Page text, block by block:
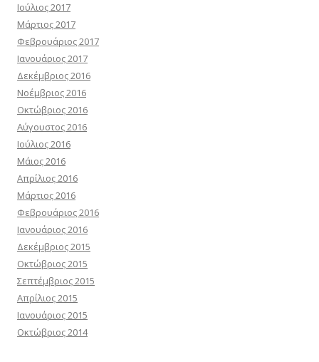
Ιούλιος 2017
Μάρτιος 2017
Φεβρουάριος 2017
Ιανουάριος 2017
Δεκέμβριος 2016
Νοέμβριος 2016
Οκτώβριος 2016
Αύγουστος 2016
Ιούλιος 2016
Μάιος 2016
Απρίλιος 2016
Μάρτιος 2016
Φεβρουάριος 2016
Ιανουάριος 2016
Δεκέμβριος 2015
Οκτώβριος 2015
Σεπτέμβριος 2015
Απρίλιος 2015
Ιανουάριος 2015
Οκτώβριος 2014